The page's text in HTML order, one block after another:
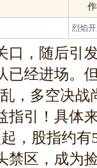
烈焰
龙
口，随后引
已经进场。
，多空决
引！具体
，股指约
禁区，成为